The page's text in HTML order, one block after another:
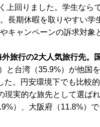
上回りました。学生なら
長期休暇を取りやすい学
キャンペーンの訴求対象
旅行の2大人気旅行先。
台湾（35.9%）が他国
た。円安環境下でも比較
現実的な旅先として選ば
）、大阪府（11.8%）で